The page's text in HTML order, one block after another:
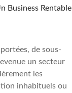
Business Rentable
de sous-
un secteur
les
inhabituels ou